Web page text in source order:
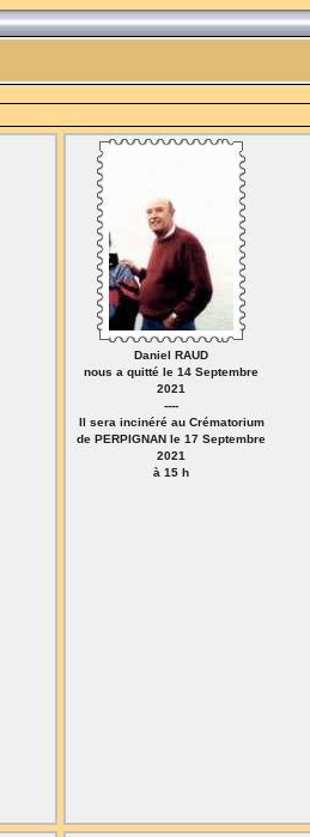
Daniel RAUD
nous a quitté le 14 Septembre
2021
----
Il sera incinéré au Crématorium
de PERPIGNAN le 17 Septembre
2021
à 15 h